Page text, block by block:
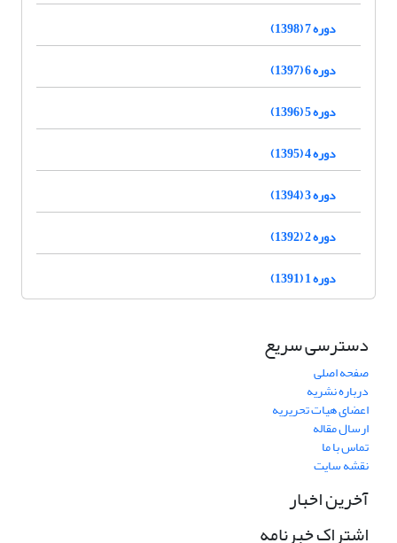
دوره 7 (1398)
دوره 6 (1397)
دوره 5 (1396)
دوره 4 (1395)
دوره 3 (1394)
دوره 2 (1392)
دوره 1 (1391)
دسترسی سریع
صفحه اصلی
درباره نشریه
اعضای هیات تحریریه
ارسال مقاله
تماس با ما
نقشه سایت
آخرین اخبار
اشتراک خبرنامه